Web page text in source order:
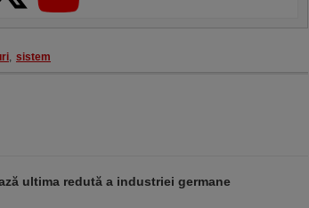
, sistem
ultima redută a industriei germane